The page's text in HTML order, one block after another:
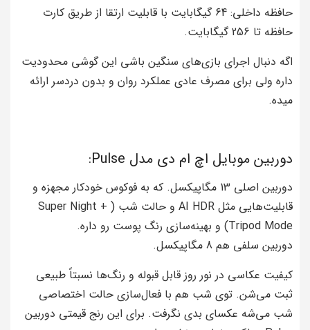
حافظه داخلی: 64 گیگابایت با قابلیت ارتقا از طریق کارت
حافظه تا 256 گیگابایت.
اگه دنبال اجرای بازی‌های سنگین باشی این گوشی محدودیت
داره ولی برای مصرف عادی عملکرد روان و بدون دردسر ارائه
میده.
دوربین‌ موبایل اچ ام دی مدل Pulse:
دوربین اصلی 13 مگاپیکسل. که به فوکوس خودکار مجهزه و
قابلیت‌هایی مثل AI HDR و حالت شب ( Super Night +
Tripod Mode) و بهینه‌سازی رنگ پوست رو داره.
دوربین سلفی هم 8 مگاپیکسل.
کیفیت عکاسی در نور روز قابل قبوله و رنگ‌ها نسبتاً طبیعی
ثبت می‌شن. توی شب هم با فعال‌سازی حالت اختصاصی
شب می‌شه عکسای بدی نگرفت. برای این رنج قیمتی دوربین